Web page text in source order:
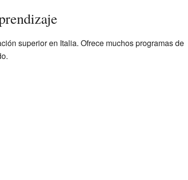
superior en Italia. Ofrece muchos programas de